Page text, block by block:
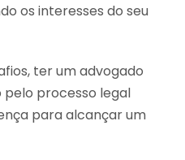
os interesses do seu
ter um advogado
processo legal
para alcançar um